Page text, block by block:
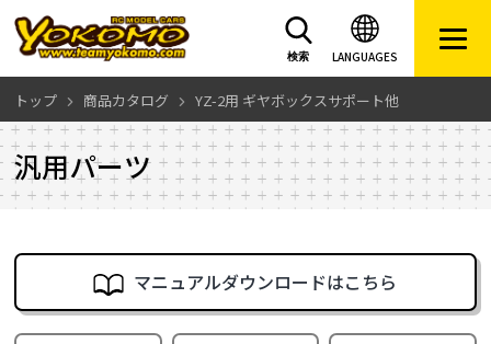
LANGUAGES
検索
トップ 商品カタログ YZ-2用 ギヤボックスサポート他
汎用パーツ
マニュアルダウンロードはこちら